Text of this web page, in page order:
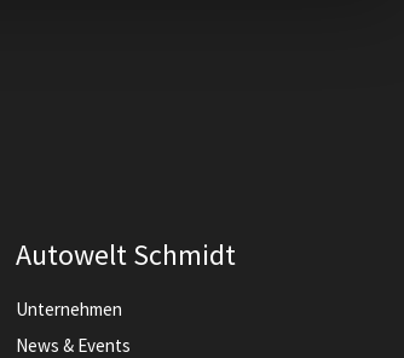
Autowelt Schmidt
Unternehmen
News & Events